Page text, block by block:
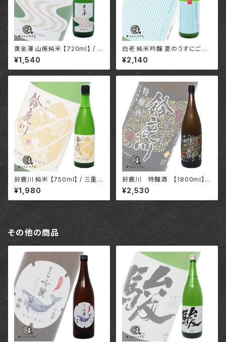
黄金澤 山廃純米 【720ml】 / 宮
城 合名会社川敬商店
¥1,540
白老 純米吟醸 夏のうすにごり
生酒【720ml】/ 愛知 澤田酒造
株式会社
¥2,140
鈴鹿川 純米 【750ml】 / 三重
清水三郎商店株式会社
¥1,980
鈴鹿川 特醸酒 【1800ml】 /
三重 清水三郎商店株式会
社
¥2,530
その他の商品